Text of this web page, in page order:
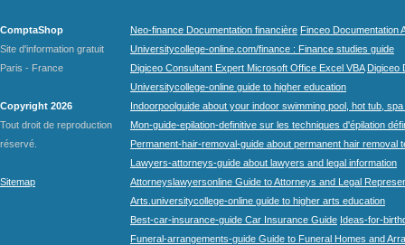
ComptaShop
Site d'information gratuit
Paris - France
Copyright 2026
Tout droit de reproduction
réservé.
Sitemap
Neo-finance Documentation financière Finceo Documentation
Universitycollege-online.com/finance : Finance studies guide
Digiceo Consultant Expert Microsoft Office Excel VBA Digiceo
Universitycollege-online guide to higher education
Indoorpoolguide about your indoor swimming pool, hot tub,
Mon-guide-epilation-definitive sur les techniques d'épilation
Permanent-hair-removal-guide about permanent hair removal
Lawyers-attorneys-guide about lawyers and legal information
Attorneyslawyersonline Guide to Attorneys and Legal
Arts.universitycollege-online guide to higher arts education
Best-car-insurance-guide Car Insurance Guide Ideas-for-
Funeral-arrangements-guide Guide to Funeral Homes and